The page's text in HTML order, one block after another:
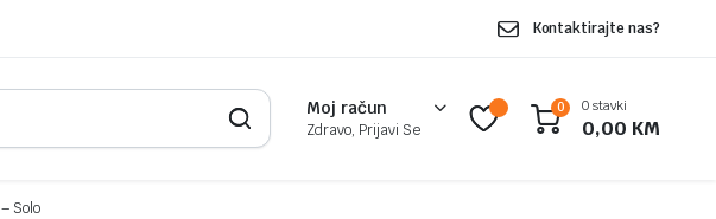
Kontaktirajte nas?
Moj račun
Zdravo, Prijavi Se
0 0 stavki
0,00 KM
Solo